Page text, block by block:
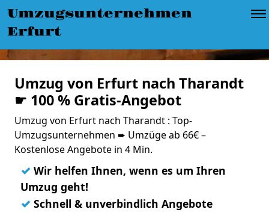
Umzugsunternehmen
Erfurt
Umzug von Erfurt nach Tharandt
☛ 100 % Gratis-Angebot
Umzug von Erfurt nach Tharandt : Top-
Umzugsunternehmen ➨ Umzüge ab 66€ –
Kostenlose Angebote in 4 Min.
✓ Wir helfen Ihnen, wenn es um Ihren
Umzug geht!
✓ Schnell & unverbindlich Angebote